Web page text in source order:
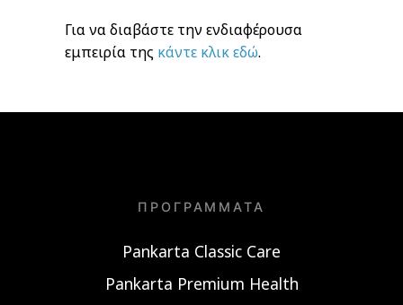
Για να διαβάστε την ενδιαφέρουσα
εμπειρία της κάντε κλικ εδώ.
ΠΡΟΓΡΆΜΜΑΤΑ
Pankarta Classic Care
Pankarta Premium Health